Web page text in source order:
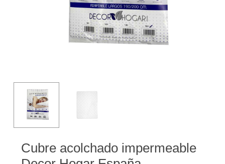
Cubre acolchado impermeable